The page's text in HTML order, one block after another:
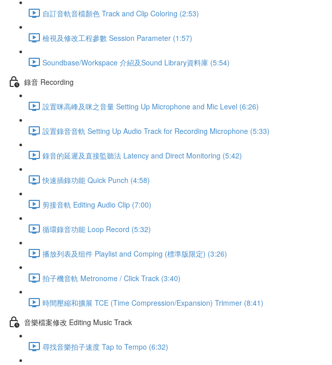
自訂音軌音檔顏色 Track and Clip Coloring (2:53)
檢視及修改工程參數 Session Parameter (1:57)
Soundbase/Workspace 介紹及Sound Library資料庫 (5:54)
錄音 Recording
設置咪高峰及咪之音量 Setting Up Microphone and Mic Level (6:26)
設置錄音音軌 Setting Up Audio Track for Recording Microphone (5:33)
錄音的延遲及直接監聽法 Latency and Direct Monitoring (5:42)
快速插錄功能 Quick Punch (4:58)
剪接音軌 Editing Audio Clip (7:00)
循環錄音功能 Loop Record (5:32)
播放列表及组件 Playlist and Comping (標準版限定) (3:26)
拍子機音軌 Metronome / Click Track (3:40)
時間壓縮和擴展 TCE (Time Compression/Expansion) Trimmer (8:41)
音樂檔案修改 Editing Music Track
尋找音樂拍子速度 Tap to Tempo (6:32)